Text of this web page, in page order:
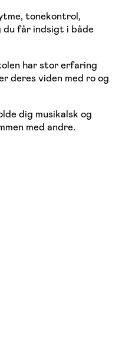
tonekontrol,
du får indsigt i både
har stor erfaring
deres viden med ro og
dig musikalsk og
med andre.